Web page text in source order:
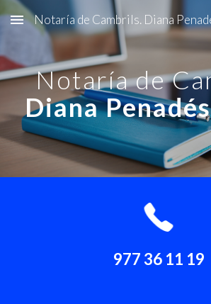
Skip to main content
Notaría de Cambrils. Diana
Notaría de
Diana
977 36 11 19